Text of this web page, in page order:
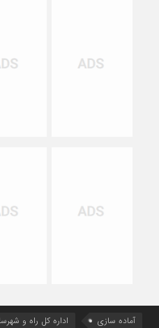
آماده سازی
اداره كل راه و